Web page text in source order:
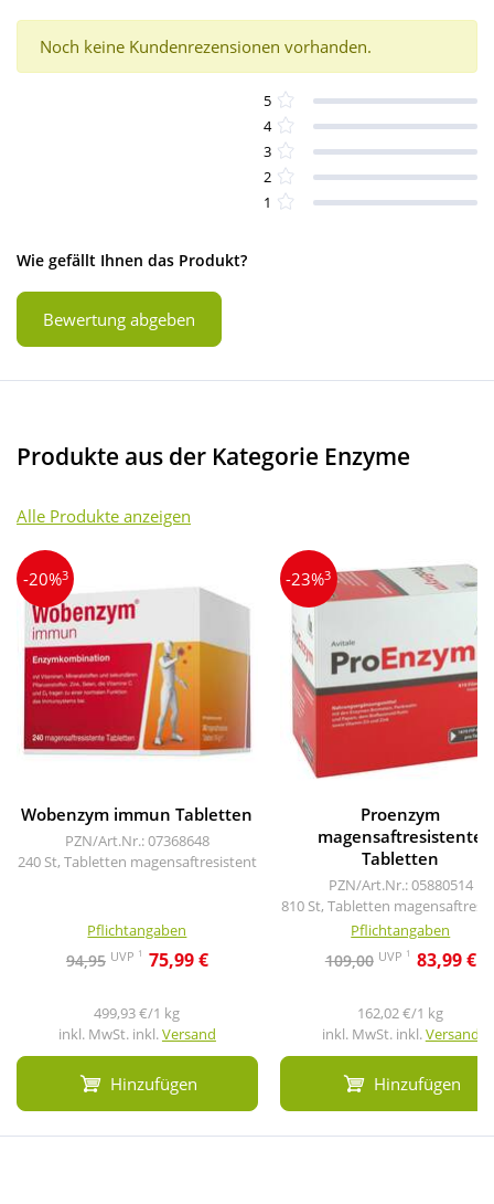
Noch keine Kundenrezensionen vorhanden.
5
4
3
2
1
Wie gefällt Ihnen das Produkt?
Bewertung abgeben
Produkte aus der Kategorie Enzyme
Alle Produkte anzeigen
-20%3
Wobenzym immun Tabletten
PZN/Art.Nr.: 07368648
240 St, Tabletten magensaftresistent
Pflichtangaben
94,95 UVP 1 75,99 €
499,93 €/1 kg
inkl. MwSt. inkl.Versand
Hinzufügen
-23%3
Proenzym
magensaftresistente
Tabletten
PZN/Art.Nr.: 05880514
810 St, Tabletten
Pflichtangaben
109,00 UVP 1 83,99 €
162,02 €/1 kg
inkl. MwSt. inkl.Versand
Hinzufügen